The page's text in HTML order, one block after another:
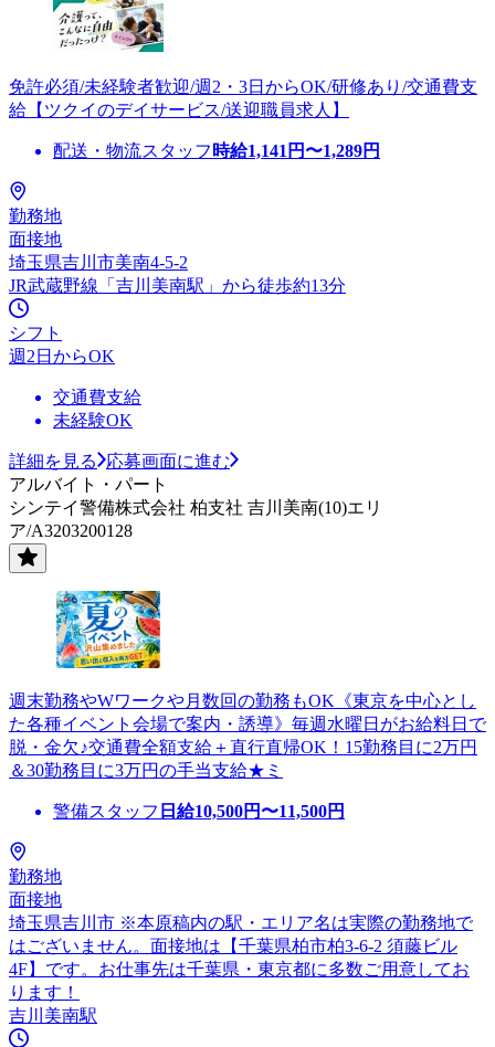
免許必須/未経験者歓迎/週2・3日からOK/研修あり/交通費支
給【ツクイのデイサービス/送迎職員求人】
配送・物流スタッフ 時給1,141 円〜1,289円
勤務地
面接地
埼玉県吉川市美南4-5-2
JR武蔵野線「吉川美南駅」から徒歩約13分
シフト
週2日からOK
交通費支給
未経験OK
詳細を見る
応募画面に進む
アルバイト・パート
シンテイ警備株式会社 柏支社 吉川美南(10)エリ
ア/A3203200128
週末勤務やWワークや月数回の勤務もOK《東京を中心とし
た各種イベント会場で案内・誘導》毎週水曜日がお給料日で
脱・金欠♪交通費全額支給＋直行直帰OK！15勤務目に2万円
＆30勤務目に3万円の手当支給★ミ
警備スタッフ 日給10,500円〜11,500円
勤務地
面接地
埼玉県吉川市 ※本原稿内の駅・エリア名は実際の勤務地で
はございません。面接地は【千葉県柏市柏3-6-2 須藤ビル
4F】です。お仕事先は千葉県・東京都に多数ご用意してお
ります！
吉川美南駅